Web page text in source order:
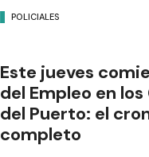
POLICIALES
Este jueves
del Empleo en
del Puerto: el
completo